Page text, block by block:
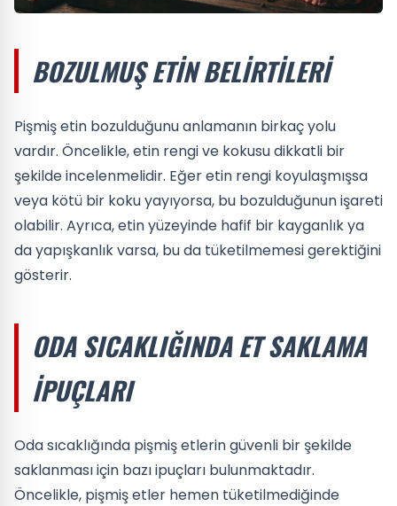
BOZULMUŞ ETIN BELIRTILERI
Pişmiş etin bozulduğunu anlamanın birkaç yolu
vardır. Öncelikle, etin rengi ve kokusu dikkatli bir
şekilde incelenmelidir. Eğer etin rengi koyulaşmışsa
veya kötü bir koku yayıyorsa, bu bozulduğunun işareti
olabilir. Ayrıca, etin yüzeyinde hafif bir kayganlık ya
da yapışkanlık varsa, bu da tüketilmemesi gerektiğini
gösterir.
ODA SICAKLIĞINDA ET SAKLAMA
İPUÇLARI
Oda sıcaklığında pişmiş etlerin güvenli bir şekilde
saklanması için bazı ipuçları bulunmaktadır.
Öncelikle, pişmiş etler hemen tüketilmediğinde